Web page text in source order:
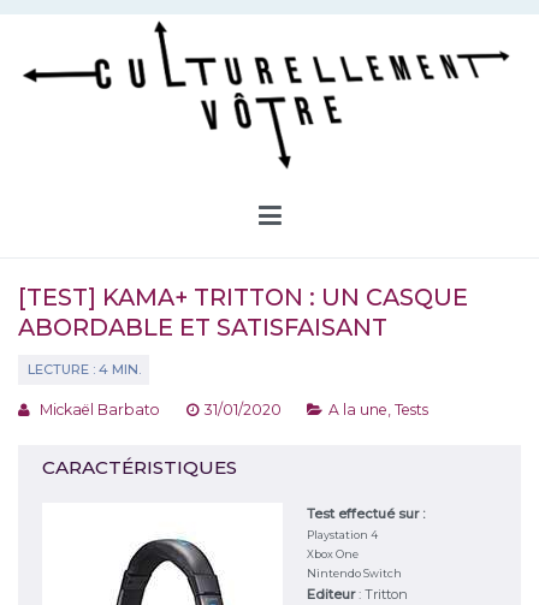
Aller
contenu
[TEST] KAMA+ TRITTON : UN CASQUE
ABORDABLE ET SATISFAISANT
Mickaël Barbato 31/01/2020 A la une ,Tests
CARACTÉRISTIQUES
Test effectué sur :
Playstation 4
Xbox One
Nintendo Switch
Editeur: Tritton